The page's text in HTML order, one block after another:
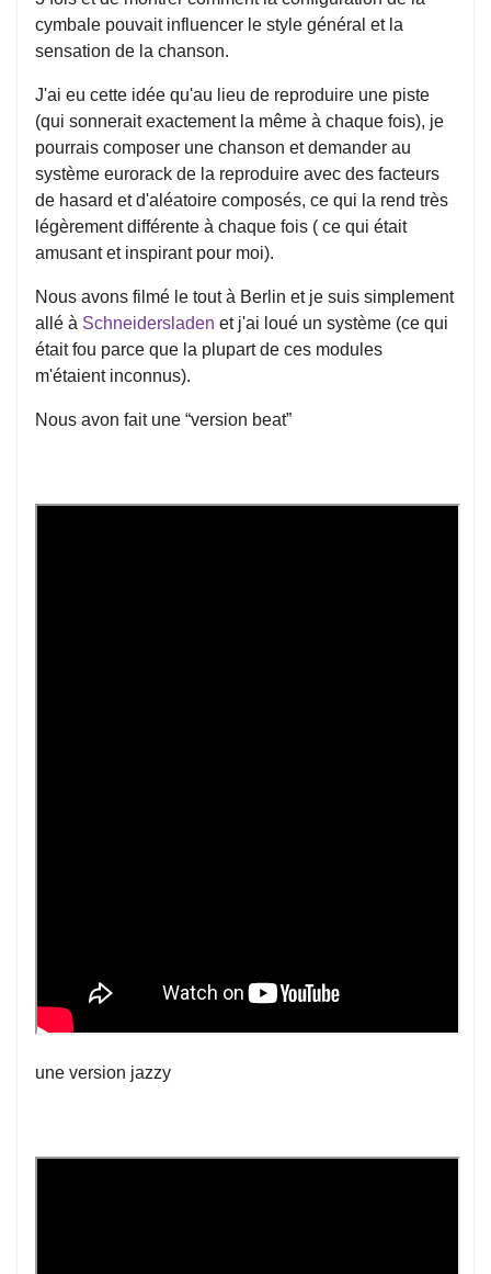
cymbale pouvait influencer le style général et la
sensation de la chanson.
J'ai eu cette idée qu'au lieu de reproduire une piste
(qui sonnerait exactement la même à chaque fois), je
pourrais composer une chanson et demander au
système eurorack de la reproduire avec des facteurs
de hasard et d'aléatoire composés, ce qui la rend très
légèrement différente à chaque fois ( ce qui était
amusant et inspirant pour moi).
Nous avons filmé le tout à Berlin et je suis simplement
allé à Schneidersladen et j'ai loué un système (ce qui
était fou parce que la plupart de ces modules
m'étaient inconnus).
Nous avon fait une “version beat”
une version jazzy